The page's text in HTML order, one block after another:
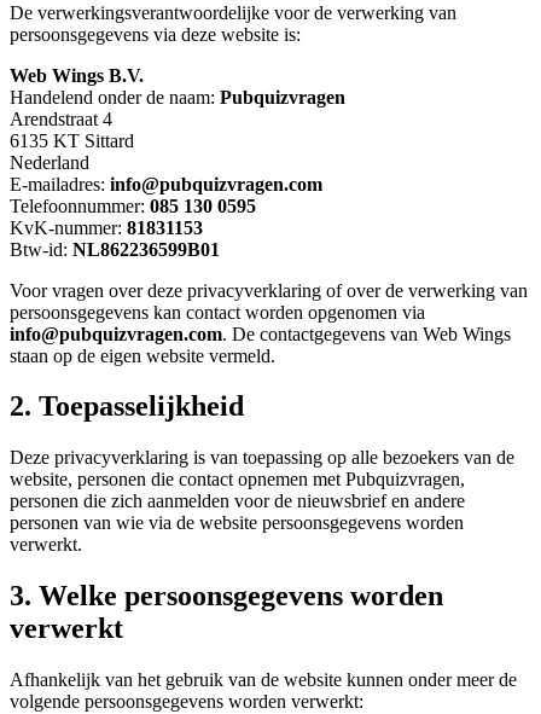
De verwerkingsverantwoordelijke voor de verwerking van
persoonsgegevens via deze website is:
Web Wings B.V.
Handelend onder de naam: Pubquizvragen
Arendstraat 4
6135 KT Sittard
Nederland
E-mailadres: info@pubquizvragen.com
Telefoonnummer: 085 130 0595
KvK-nummer: 81831153
Btw-id: NL862236599B01
Voor vragen over deze privacyverklaring of over de verwerking van
persoonsgegevens kan contact worden opgenomen via
info@pubquizvragen.com. De contactgegevens van Web Wings
staan op de eigen website vermeld.
2. Toepasselijkheid
Deze privacyverklaring is van toepassing op alle bezoekers van de
website, personen die contact opnemen met Pubquizvragen,
personen die zich aanmelden voor de nieuwsbrief en andere
personen van wie via de website persoonsgegevens worden
verwerkt.
3. Welke persoonsgegevens worden
verwerkt
Afhankelijk van het gebruik van de website kunnen onder meer de
volgende persoonsgegevens worden verwerkt: